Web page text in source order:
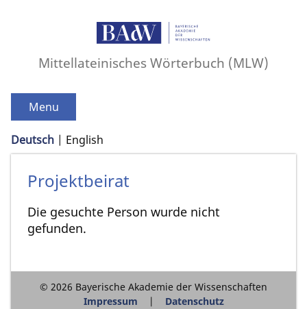
Mittellateinisches Wörterbuch (MLW)
Menu
Deutsch English
Projektbeirat
Die gesuchte Person wurde nicht
gefunden.
© 2026 Bayerische Akademie der Wissenschaften
Impressum
Datenschutz